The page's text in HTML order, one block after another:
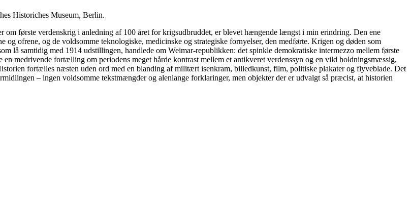
Historiches Museum, Berlin.
om første verdenskrig i anledning af 100 året for krigsudbruddet, er blevet hængende længst i min erindring. Den ene
og ofrene, og de voldsomme teknologiske, medicinske og strategiske fornyelser, den medførte. Krigen og døden som
lå samtidig med 1914 udstillingen, handlede om Weimar-republikken: det spinkle demokratiske intermezzo mellem første
en medrivende fortælling om periodens meget hårde kontrast mellem et antikveret verdenssyn og en vild holdningsmæssig,
fortælles næsten uden ord med en blanding af militært isenkram, billedkunst, film, politiske plakater og flyveblade. Det
– ingen voldsomme tekstmængder og alenlange forklaringer, men objekter der er udvalgt så præcist, at historien